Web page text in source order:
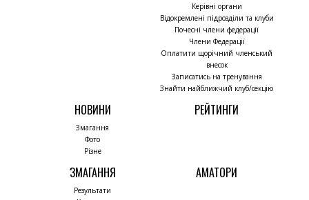
Керівні органи
Відокремлені підрозділи та клуби
Почесні члени федерації
Члени Федерації
Оплатити щорічний членський
внесок
Записатись на тренування
Знайти найближчий клуб/секцію
НОВИНИ
Змагання
Фото
Різне
РЕЙТИНГИ
ЗМАГАННЯ
Результати
АМАТОРИ